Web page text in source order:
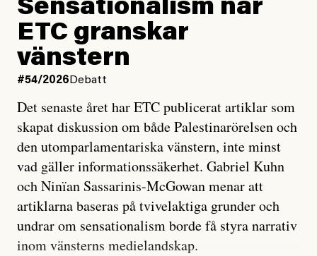
Sensationalism när
ETC granskar
vänstern
#54/2026 Debatt
Det senaste året har ETC publicerat artiklar som
skapat diskussion om både Palestinarörelsen och
den utomparlamentariska vänstern, inte minst
vad gäller informationssäkerhet. Gabriel Kuhn
och Ninïan Sassarinis-McGowan menar att
artiklarna baseras på tvivelaktiga grunder och
undrar om sensationalism borde få styra narrativ
inom vänsterns medielandskap.